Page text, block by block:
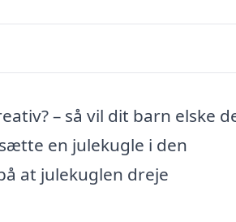
– så vil dit barn elske
en julekugle i den
at julekuglen dreje